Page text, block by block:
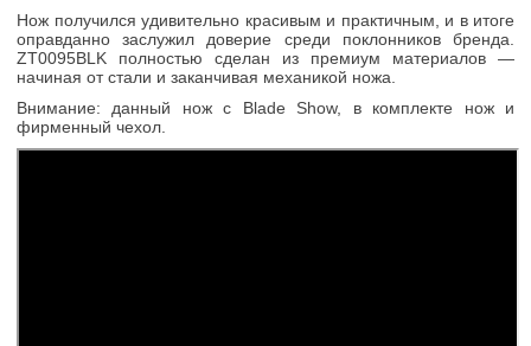
Нож получился удивительно красивым и практичным, и в итоге
оправданно заслужил доверие среди поклонников бренда.
ZT0095BLK полностью сделан из премиум материалов —
начиная от стали и заканчивая механикой ножа.
Внимание: данный нож с Blade Show, в комплекте нож и
фирменный чехол.